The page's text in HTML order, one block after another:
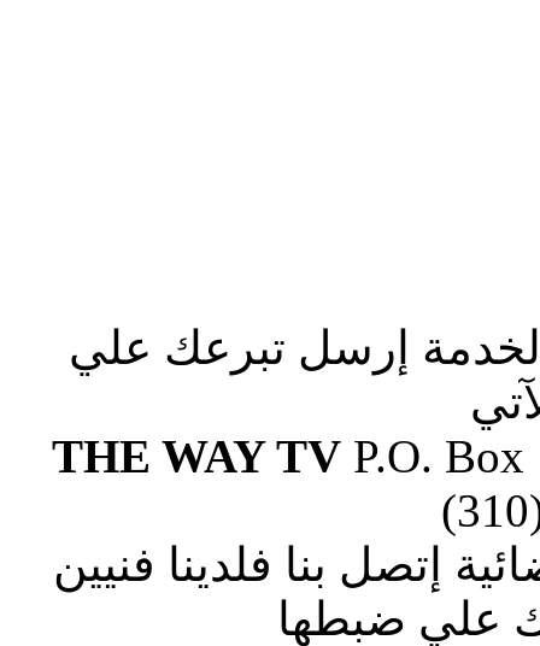
إرسل تبرعك علي
THE WAY TVP.O. Box
إتصل بنا فلدينا فنيين
علي ضبطها